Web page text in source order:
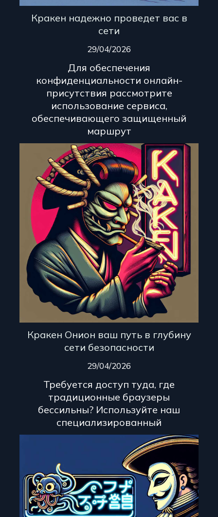
Кракен надежно проведет вас в
сети
29/04/2026
Для обеспечения
конфиденциальности онлайн-
присутствия рассмотрите
использование сервиса,
обеспечивающего защищенный
маршрут
Кракен Онион ваш путь в глубину
сети безопасности
29/04/2026
Требуется доступ туда, где
традиционные браузеры
бессильны? Используйте наш
специализированный